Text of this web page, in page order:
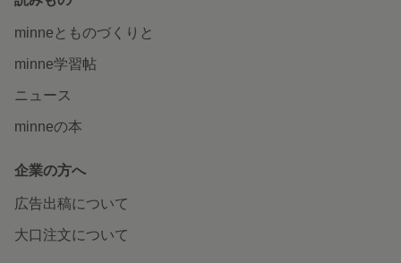
minneとものづくりと
minne学習帖
ニュース
minneの本
企業の方へ
広告出稿について
大口注文について